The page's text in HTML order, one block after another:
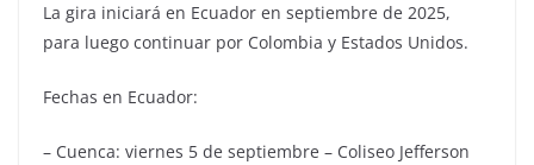
La gira iniciará en Ecuador en septiembre de 2025,
para luego continuar por Colombia y Estados Unidos.
Fechas en Ecuador:
– Cuenca: viernes 5 de septiembre – Coliseo Jefferson